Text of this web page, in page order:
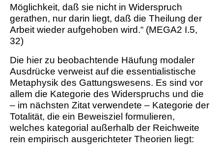
Möglichkeit, daß sie nicht in Widerspruch
gerathen, nur darin liegt, daß die Theilung der
Arbeit wieder aufgehoben wird.“ (MEGA2 I.5,
32)
Die hier zu beobachtende Häufung modaler
Ausdrücke verweist auf die essentialistische
Metaphysik des Gattungswesens. Es sind vor
allem die Kategorie des Widerspruchs und die
– im nächsten Zitat verwendete – Kategorie der
Totalität, die ein Beweisziel formulieren,
welches kategorial außerhalb der Reichweite
rein empirisch ausgerichteter Theorien liegt: